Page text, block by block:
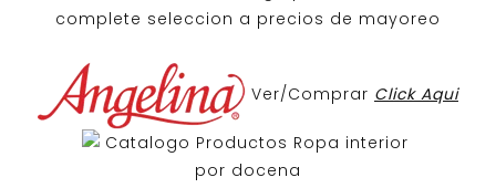
complete seleccion a precios de mayoreo
Ver/Comprar Click Aqui